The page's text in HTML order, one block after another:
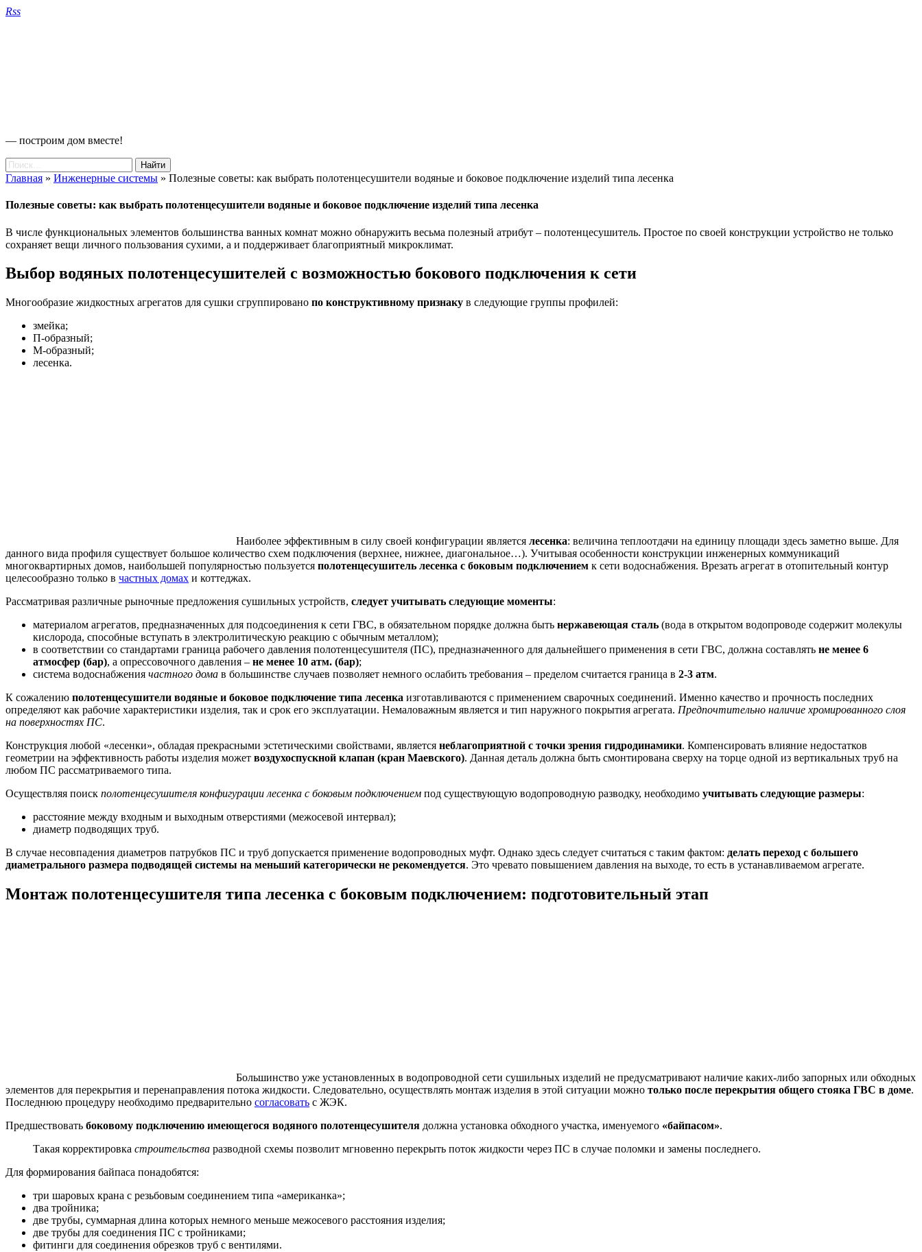
Rss
— построим дом вместе!
Главная » Инженерные системы » Полезные советы: как выбрать полотенцесушители водяные и боковое подключение изделий типа лесенка
Полезные советы: как выбрать полотенцесушители водяные и боковое подключение изделий типа лесенка
В числе функциональных элементов большинства ванных комнат можно обнаружить весьма полезный атрибут – полотенцесушитель. Простое по своей конструкции устройство не только
сохраняет вещи личного пользования сухими, а и поддерживает благоприятный микроклимат.
Выбор водяных полотенцесушителей с возможностью бокового подключения к сети
Многообразие жидкостных агрегатов для сушки сгруппировано по конструктивному признаку в следующие группы профилей:
змейка;
П-образный;
М-образный;
лесенка.
Наиболее эффективным в силу своей конфигурации является лесенка: величина теплоотдачи на единицу площади здесь заметно выше. Для
данного вида профиля существует большое количество схем подключения (верхнее, нижнее, диагональное…). Учитывая особенности конструкции инженерных коммуникаций
многоквартирных домов, наибольшей популярностью пользуется полотенцесушитель лесенка с боковым подключением к сети водоснабжения. Врезать агрегат в отопительный контур
целесообразно только в частных домах и коттеджах.
Рассматривая различные рыночные предложения сушильных устройств, следует учитывать следующие моменты:
материалом агрегатов, предназначенных для подсоединения к сети ГВС, в обязательном порядке должна быть нержавеющая сталь (вода в открытом водопроводе содержит молекулы
кислорода, способные вступать в электролитическую реакцию с обычным металлом);
в соответствии со стандартами граница рабочего давления полотенцесушителя (ПС), предназначенного для дальнейшего применения в сети ГВС, должна составлять не менее 6
атмосфер (бар), а опрессовочного давления – не менее 10 атм. (бар);
система водоснабжения частного дома в большинстве случаев позволяет немного ослабить требования – пределом считается граница в 2-3 атм.
К сожалению полотенцесушители водяные и боковое подключение типа лесенка изготавливаются с применением сварочных соединений. Именно качество и прочность последних
определяют как рабочие характеристики изделия, так и срок его эксплуатации. Немаловажным является и тип наружного покрытия агрегата. Предпочтительно наличие хромированного слоя
на поверхностях ПС.
Конструкция любой «лесенки», обладая прекрасными эстетическими свойствами, является неблагоприятной с точки зрения гидродинамики. Компенсировать влияние недостатков
геометрии на эффективность работы изделия может воздухоспускной клапан (кран Маевского). Данная деталь должна быть смонтирована сверху на торце одной из вертикальных труб на
любом ПС рассматриваемого типа.
Осуществляя поиск полотенцесушителя конфигурации лесенка с боковым подключением под существующую водопроводную разводку, необходимо учитывать следующие размеры:
расстояние между входным и выходным отверстиями (межосевой интервал);
диаметр подводящих труб.
В случае несовпадения диаметров патрубков ПС и труб допускается применение водопроводных муфт. Однако здесь следует считаться с таким фактом: делать переход с большего
диаметрального размера подводящей системы на меньший категорически не рекомендуется. Это чревато повышением давления на выходе, то есть в устанавливаемом агрегате.
Монтаж полотенцесушителя типа лесенка с боковым подключением: подготовительный этап
Большинство уже установленных в водопроводной сети сушильных изделий не предусматривают наличие каких-либо запорных или обходных
элементов для перекрытия и перенаправления потока жидкости. Следовательно, осуществлять монтаж изделия в этой ситуации можно только после перекрытия общего стояка ГВС в доме.
Последнюю процедуру необходимо предварительно согласовать с ЖЭК.
Предшествовать боковому подключению имеющегося водяного полотенцесушителя должна установка обходного участка, именуемого «байпасом».
Такая корректировка строительства разводной схемы позволит мгновенно перекрыть поток жидкости через ПС в случае поломки и замены последнего.
Для формирования байпаса понадобятся:
три шаровых крана с резьбовым соединением типа «американка»;
два тройника;
две трубы, суммарная длина которых немного меньше межосевого расстояния изделия;
две трубы для соединения ПС с тройниками;
фитинги для соединения обрезков труб с вентилями.